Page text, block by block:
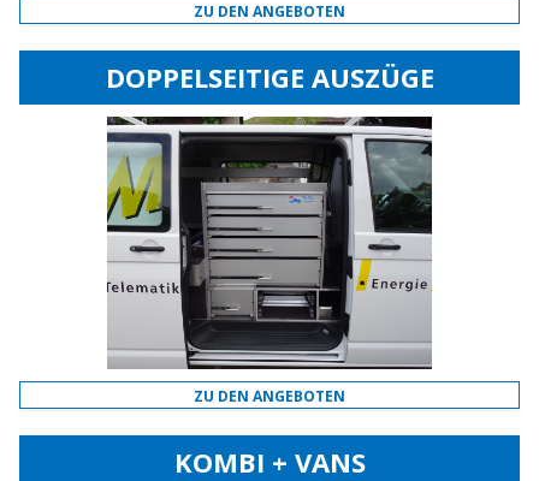
ZU DEN ANGEBOTEN
DOPPELSEITIGE AUSZÜGE
ZU DEN ANGEBOTEN
KOMBI + VANS